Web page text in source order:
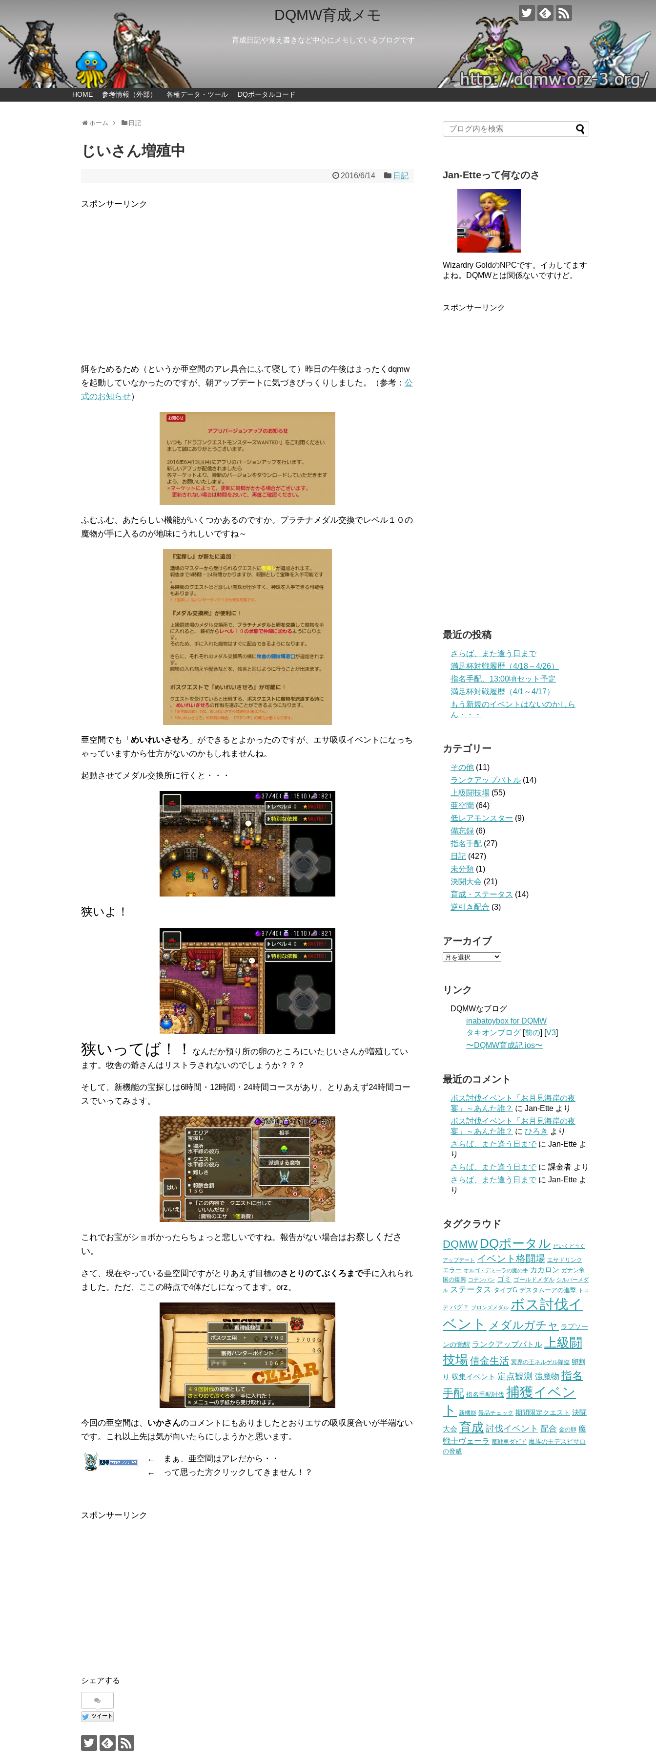
DQMW育成メモ
育成日記や覚え書きなど中心にメモしているブログです
HOME 参考情報（外部） 各種データ・ツール DQポータルコード
ホーム 日記
じいさん増殖中
2016/6/14 日記
スポンサーリンク
餌をためるため（というか亜空間のアレ具合にふて寝して）昨日の午後はまったくdqmw
を起動していなかったのですが、朝アップデートに気づきびっくりしました。（参考： 公
式のお知らせ）
ふむふむ、あたらしい機能がいくつかあるのですか。プラチナメダル交換でレベル１０の
魔物が手に入るのが地味にうれしいですね～
亜空間でも「 めいれいさせろ 」ができるとよかったのですが、エサ吸収イベントになっち
ゃっていますから仕方がないのかもしれませんね。
起動させてメダル交換所に行くと・・・
狭いよ！
狭いってば！！
なんだか預り所の卵のところにいたじいさんが増殖してい
ます。牧舎の爺さんはリストラされないのでしょうか？？？
そして、新機能の宝探しは6時間・12時間・24時間コースがあり、とりあえず24時間コー
スでいってみます。
これでお宝がショボかったらちょっと悲しいですね。報告がない場合はお察しくださ
い。
さて、現在やっている亜空間ですがとりあえず目標のさとりのてぶくろまで手に入れられ
ました。ただ、ここの時点で4体だしになってます。orz。
今回の亜空間は、 いかさんのコメントにもありましたとおりエサの吸収度合いが半端ない
です。これ以上先は気が向いたらにしようかと思います。
← まぁ、亜空間はアレだから・・
← って思った方クリックしてきません！？
スポンサーリンク
シェアする
ツイート
Jan-Etteって何なのさ
Wizardry GoldのNPCです。イカしてます
よね。DQMWとは関係ないですけど。
スポンサーリンク
最近の投稿
さらば、また逢う日まで
満足杯対戦履歴（4/18～4/26）
指名手配、13:00頃セット予定
満足杯対戦履歴（4/1～4/17）
もう新規のイベントはないのかしら
ん・・・
カテゴリー
その他 (11)
ランクアップバトル (14)
上級闘技場 (55)
亜空間 (64)
低レアモンスター (9)
備忘録 (6)
指名手配 (27)
日記 (427)
未分類 (1)
決闘大会 (21)
育成・ステータス (14)
逆引き配合 (3)
アーカイブ
リンク
DQMWなブログ
inabatoybox for DQMW
タキオンブログ [前の] [V3]
〜DQMW育成記 ios〜
最近のコメント
ボス討伐イベント「お月見海岸の夜
宴」～あんた誰？ に Jan-Ette より
ボス討伐イベント「お月見海岸の夜
宴」～あんた誰？ に ひろき より
さらば、また逢う日まで に Jan-Ette よ
り
さらば、また逢う日まで に 課金者 より
さらば、また逢う日まで に Jan-Ette よ
り
タグクラウド
DQMW DQポータル だいくどうぐ
アップデート イベント格闘場 エサドリンク
エラー オルゴ・デミーラの魔の手 カカロン ガナン帝
国の復興 コテンパン ゴミ ゴールドメダル シルバーメダ
ル ステータス タイプG デスタムーアの進撃 トロ
デ バグ？ ブロンズメダル ボス討伐イ
ベント メダルガチャ ラプソー
ンの覚醒 ランクアップバトル 上級闘
技場 借金生活 冥界の王ネルゲル降臨 卵割
り 収集イベント 定点観測 強魔物 指名
手配 指名手配討伐 捕獲イベン
ト
新機能 景品チェック 期間限定クエスト 決闘
大会 育成 討伐イベント 配合 金の卵 魔
戦士ヴェーラ 魔戦車ダビド 魔族の王デスピサロ
の脅威